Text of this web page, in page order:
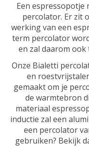
Een espressopotje
percolator. Er zit
werking van een
term percolator
en zal daarom
Onze Bialetti
en
gemaakt om je
de warmtebron
materiaal
inductie zal een
een percolator
gebruiken? Bekijk